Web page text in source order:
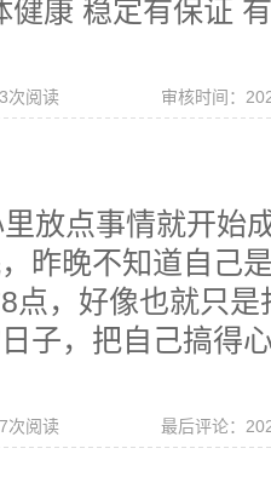
健康 稳定有保证
次阅读 审核时间：
放点事情就开始
昨晚不知道自己
点，好像也就只
子，把自己搞得
次阅读 最后评论：